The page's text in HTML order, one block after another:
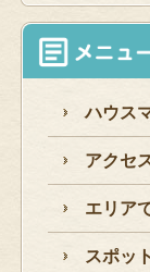
ハウス
アクセ
エリア
スポッ